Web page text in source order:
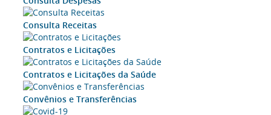
Consulta Receitas
Contratos e Licitações
Contratos e Licitações da Saúde
Convênios e Transferências